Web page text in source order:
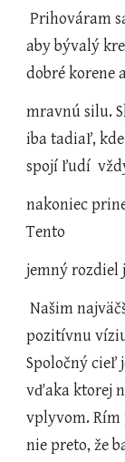
Prihováram sa, ani nie tak proti islamu ako za to,
aby bývalý
dobré korene
mravnú silu.
iba tadiaľ,
spojí ľudí
nakoniec
Tento
jemný rozdiel
Našim najväčším problémom je to, že nemáme
pozitívnu
Spoločný cieľ
vďaka ktorej
vplyvom. Rím
nie preto, že